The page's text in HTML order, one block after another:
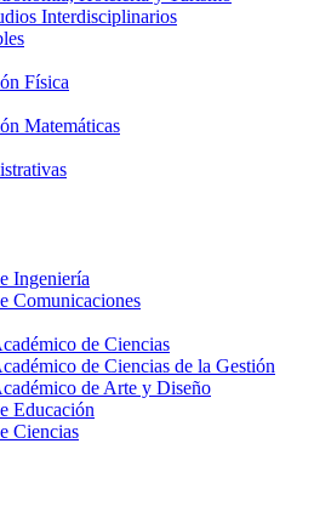
Interdisciplinarios
Física
Matemáticas
Ingeniería
Comunicaciones
de Ciencias
de Ciencias de la Gestión
de Arte y Diseño
Educación
Ciencias